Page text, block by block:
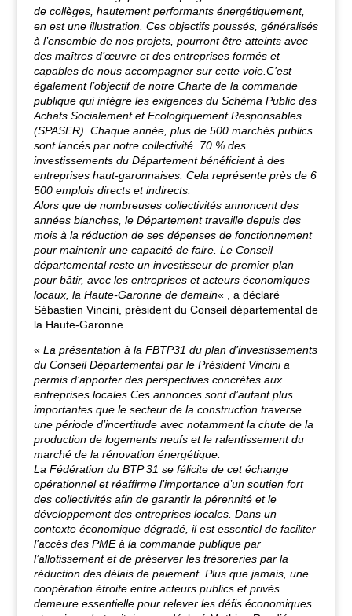
de collèges, hautement performants énergétiquement,
en est une illustration. Ces objectifs poussés, généralisés
à l’ensemble de nos projets, pourront être atteints avec
des maîtres d’œuvre et des entreprises formés et
capables de nous accompagner sur cette voie. C’est
également l’objectif de notre Charte de la commande
publique qui intègre les exigences du Schéma Public des
Achats Socialement et Ecologiquement Responsables
(SPASER). Chaque année, plus de 500 marchés publics
sont lancés par notre collectivité. 70 % des
investissements du Département bénéficient à des
entreprises haut-garonnaises. Cela représente près de 6
500 emplois directs et indirects.
Alors que de nombreuses collectivités annoncent des
années blanches, le Département travaille depuis des
mois à la réduction de ses dépenses de fonctionnement
pour maintenir une capacité de faire. Le Conseil
départemental reste un investisseur de premier plan
pour bâtir, avec les entreprises et acteurs économiques
locaux, la Haute-Garonne de demain« , a déclaré
Sébastien Vincini, président du Conseil départemental de
la Haute-Garonne.
« La présentation à la FBTP31 du plan d’investissements
du Conseil Départemental par le Président Vincini a
permis d’apporter des perspectives concrètes aux
entreprises locales. Ces annonces sont d’autant plus
importantes que le secteur de la construction traverse
une période d’incertitude avec notamment la chute de la
production de logements neufs et le ralentissement du
marché de la rénovation énergétique.
La Fédération du BTP 31 se félicite de cet échange
opérationnel et réaffirme l’importance d’un soutien fort
des collectivités afin de garantir la pérennité et le
développement des entreprises locales. Dans un
contexte économique dégradé, il est essentiel de faciliter
l’accès des PME à la commande publique par
l’allotissement et de préserver les trésoreries par la
réduction des délais de paiement. Plus que jamais, une
coopération étroite entre acteurs publics et privés
demeure essentielle pour relever les défis économiques